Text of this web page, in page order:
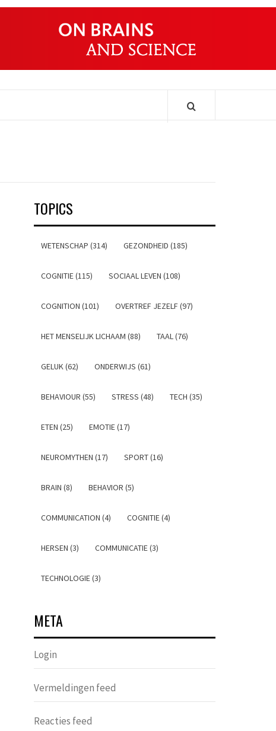
TOPICS
WETENSCHAP (314) GEZONDHEID (185)
COGNITIE (115) SOCIAAL LEVEN (108)
COGNITION (101) OVERTREF JEZELF (97)
HET MENSELIJK LICHAAM (88) TAAL (76)
GELUK (62) ONDERWIJS (61)
BEHAVIOUR (55) STRESS (48) TECH (35)
ETEN (25) EMOTIE (17)
NEUROMYTHEN (17) SPORT (16)
BRAIN (8) BEHAVIOR (5)
COMMUNICATION (4) COGNITIE (4)
HERSEN (3) COMMUNICATIE (3)
TECHNOLOGIE (3)
META
Login
Vermeldingen feed
Reacties feed